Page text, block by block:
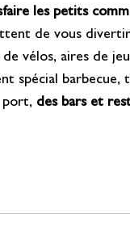
les petits
de vous
vélos, aires de
spécial
port, des bars et